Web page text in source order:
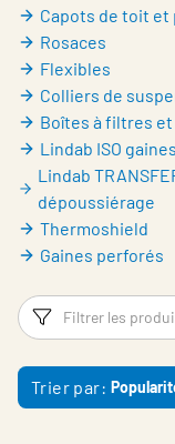
Capots de toit
Rosaces
Flexibles
Colliers de
Boîtes à filtres
Lindab ISO
Lindab
dépoussiérage
Thermoshield
Gaines perforés
Filtres
Trier par: